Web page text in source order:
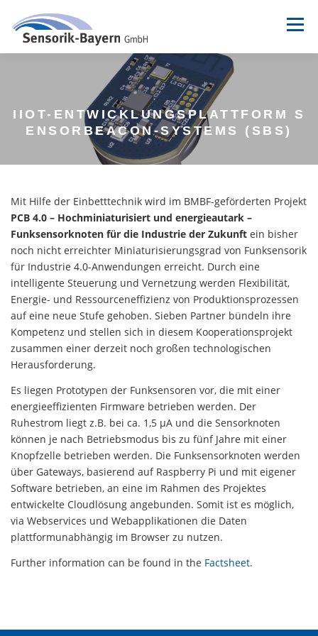
Inhalt
springen
Menü
SERVICES PROJECTS
IIOT-PLATFORM CONTACT
IIOT-ENTWICKLUNGSPLATTFORM S
ENSORBEACON-SYSTEMS (SBS)
Mit Hilfe der Einbetttechnik wird im BMBF-geförderten Projekt
PCB 4.0 – Hochminiaturisiert und energieautark –
Funksensorknoten für die Industrie der Zukunft ein bisher
noch nicht erreichter Miniaturisierungsgrad von Funksensorik
für Industrie 4.0-Anwendungen erreicht. Durch eine
intelligente Steuerung und Vernetzung werden Flexibilität,
Energie- und Ressourceneffizienz von Produktionsprozessen
auf eine neue Stufe gehoben. Sieben Partner bündeln ihre
Kompetenz und stellen sich in diesem Kooperationsprojekt
zusammen einer derzeit noch großen technologischen
Herausforderung.
Es liegen Prototypen der Funksensoren vor, die mit einer
energieeffizienten Firmware betrieben werden. Der
Ruhestrom liegt z.B. bei ca. 1,5 µA und die Sensorknoten
können je nach Betriebsmodus bis zu fünf Jahre mit einer
Knopfzelle betrieben werden. Die Funksensorknoten werden
über Gateways, basierend auf Raspberry Pi und mit eigener
Software betrieben, an eine im Rahmen des Projektes
entwickelte Cloudlösung angebunden. Somit ist es möglich,
via Webservices und Webapplikationen die Daten
plattformunabhängig im Browser zu nutzen.
Further information can be found in the Factsheet.